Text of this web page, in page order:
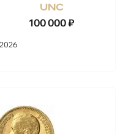
unc
100 000₽